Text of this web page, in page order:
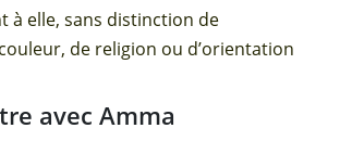
à elle, sans distinction de
de religion ou d’orientation
avec Amma